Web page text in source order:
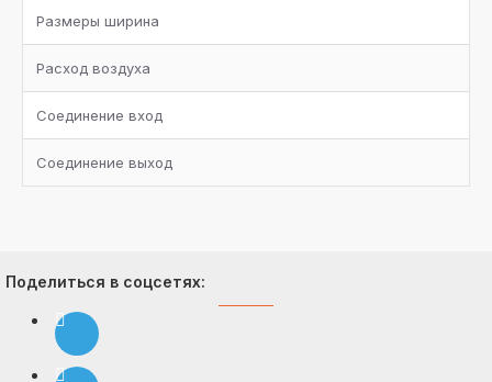
Размеры ширина
Расход воздуха
Соединение вход
Соединение выход
Поделиться в соцсетях: